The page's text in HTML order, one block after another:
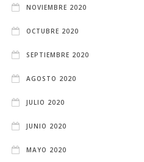
NOVIEMBRE 2020
OCTUBRE 2020
SEPTIEMBRE 2020
AGOSTO 2020
JULIO 2020
JUNIO 2020
MAYO 2020